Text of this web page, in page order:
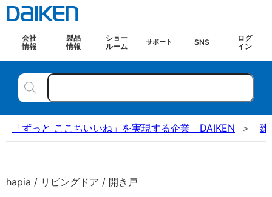
会社
情報
製品
情報
ショー
ルーム
サポート SNS
ログ
イン
「ずっと ここちいいね」を実現する企業 DAIKEN 建
hapia / リビングドア / 開き戸